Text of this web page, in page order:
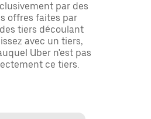
par des
offres faites par
tiers découlant
avec un tiers,
Uber n'est pas
ce tiers.